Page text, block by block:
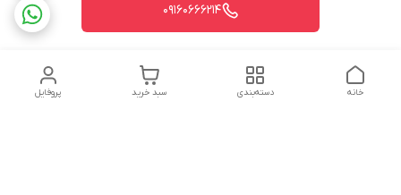
09160666214
پروفایل سبد خرید دسته‌بندی خانه